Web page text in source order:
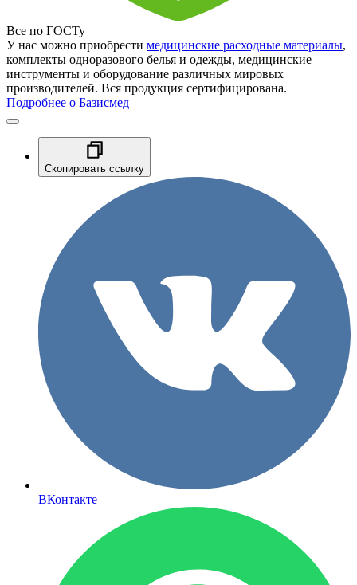
Все по ГОСТу
У нас можно приобрести медицинские расходные материалы,
комплекты одноразового белья и одежды, медицинские
инструменты и оборудование различных мировых
производителей. Вся продукция сертифицирована.
Подробнее о Базисмед
Скопировать ссылку
ВКонтакте